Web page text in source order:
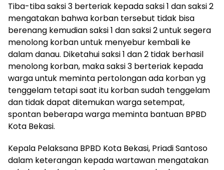
Tiba-tiba saksi 3 berteriak kepada saksi 1 dan saksi 2
mengatakan bahwa korban tersebut tidak bisa
berenang kemudian saksi 1 dan saksi 2 untuk segera
menolong korban untuk menyebur kembali ke
dalam danau. Diketahui saksi 1 dan 2 tidak berhasil
menolong korban, maka saksi 3 berteriak kepada
warga untuk meminta pertolongan ada korban yg
tenggelam tetapi saat itu korban sudah tenggelam
dan tidak dapat ditemukan warga setempat,
spontan beberapa warga meminta bantuan BPBD
Kota Bekasi.
Kepala Pelaksana BPBD Kota Bekasi, Priadi Santoso
dalam keterangan kepada wartawan mengatakan